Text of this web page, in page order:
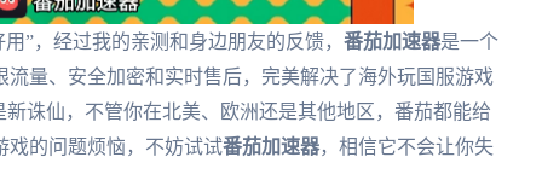
”，经过我的亲测和身边朋友的反馈， 番茄加速器是一个
量、安全加密和实时售后，完美解决了海外玩国服游戏
诛仙，不管你在北美、欧洲还是其他地区，番茄都能给
戏的问题烦恼，不妨试试番茄加速器，相信它不会让你失